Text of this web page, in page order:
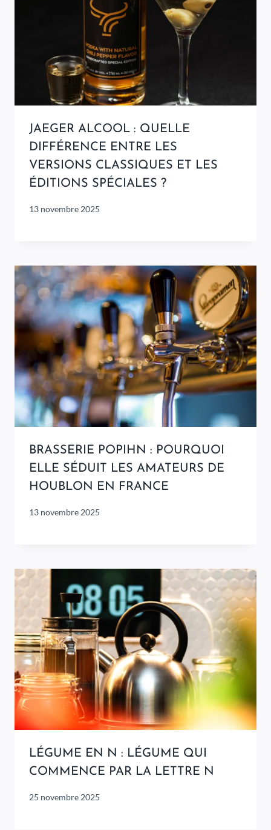
JAEGER ALCOOL : QUELLE
DIFFÉRENCE ENTRE LES
VERSIONS CLASSIQUES ET LES
ÉDITIONS SPÉCIALES ?
13 novembre 2025
BRASSERIE POPIHN : POURQUOI
ELLE SÉDUIT LES AMATEURS DE
HOUBLON EN FRANCE
13 novembre 2025
LÉGUME EN N : LÉGUME QUI
COMMENCE PAR LA LETTRE N
25 novembre 2025